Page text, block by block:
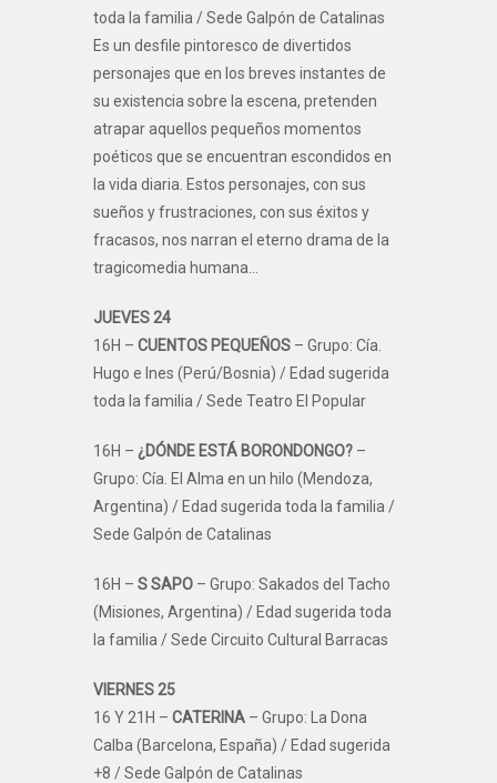
toda la familia / Sede Galpón de Catalinas
Es un desfile pintoresco de divertidos
personajes que en los breves instantes de
su existencia sobre la escena, pretenden
atrapar aquellos pequeños momentos
poéticos que se encuentran escondidos en
la vida diaria. Estos personajes, con sus
sueños y frustraciones, con sus éxitos y
fracasos, nos narran el eterno drama de la
tragicomedia humana…
JUEVES 24
16H – CUENTOS PEQUEÑOS – Grupo: Cía.
Hugo e Ines (Perú/Bosnia) / Edad sugerida
toda la familia / Sede Teatro El Popular
16H – ¿DÓNDE ESTÁ BORONDONGO? –
Grupo: Cía. El Alma en un hilo (Mendoza,
Argentina) / Edad sugerida toda la familia /
Sede Galpón de Catalinas
16H – S SAPO – Grupo: Sakados del Tacho
(Misiones, Argentina) / Edad sugerida toda
la familia / Sede Circuito Cultural Barracas
VIERNES 25
16 Y 21H – CATERINA – Grupo: La Dona
Calba (Barcelona, España) / Edad sugerida
+8 / Sede Galpón de Catalinas